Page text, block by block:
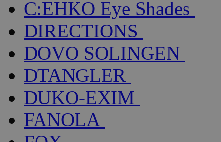
C:EHKO Eye Shades
DIRECTIONS
DOVO SOLINGEN
DTANGLER
DUKO-EXIM
FANOLA